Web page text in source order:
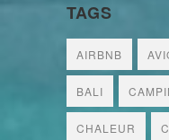
TAGS
AIRBNB
BALI
CHALEUR